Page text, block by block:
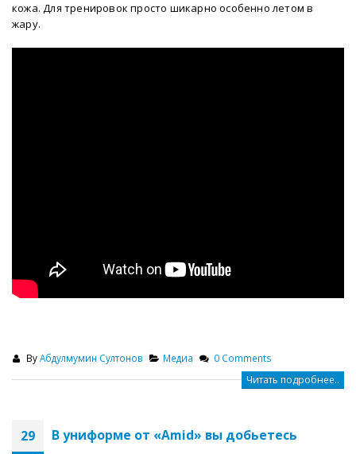
кожа. Для тренировок просто шикарно особенно летом в
жару.
ByАбдулмумин Султонов Медиа 0 Comments
Читать подробнее..
29
В униформе от «Amid» вы добьетесь